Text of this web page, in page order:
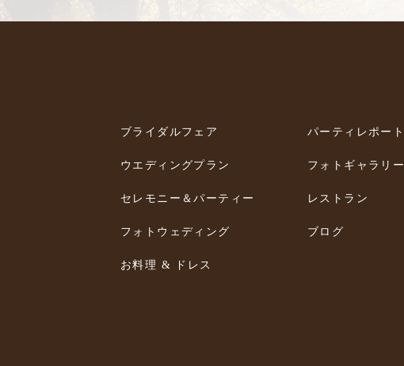
ブライダルフェア
ウエディングプラン
セレモニー＆パーティー
フォトウェディング
お料理 & ドレス
パーティレポート
フォトギャラリー
レストラン
ブログ